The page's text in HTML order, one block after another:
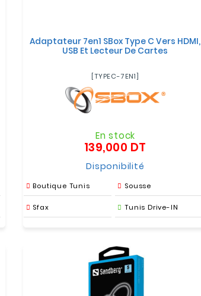
Adaptateur 7en1 SBox Type C Vers HDMI,
USB Et Lecteur De Cartes
[TYPEC-7EN1]
En stock
139,000 DT
Disponibilité
Boutique Tunis Sousse
Sfax Tunis Drive-IN